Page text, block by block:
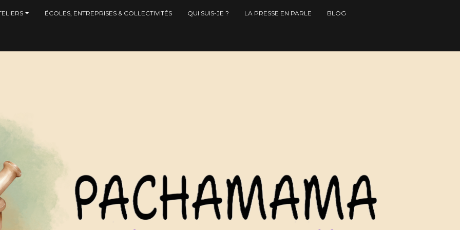
ÉCOLES, ENTREPRISES & COLLECTIVITÉS QUI SUIS-JE ? LA PRESSE EN PARLE BLOG